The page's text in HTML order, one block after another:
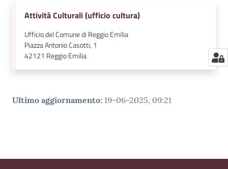
Attività Culturali (ufficio cultura)
Ufficio del Comune di Reggio Emilia
Piazza Antonio Casotti, 1
42121 Reggio Emilia
Ultimo aggiornamento: 19-06-2025, 09:21